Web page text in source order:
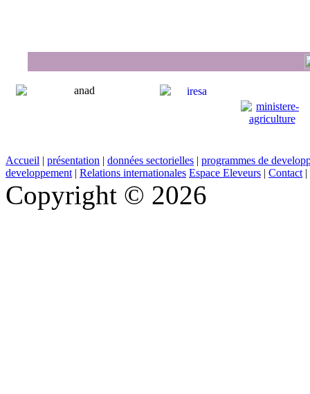
Accueil | présentation | données sectorielles | programmes de
developpement | Relations internationales Espace Eleveurs | Contact |
Copyright © 2026